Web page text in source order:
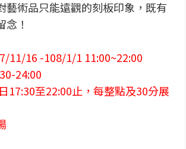
藝術品只能遠觀的刻板印象，既有
！
11/16 -108/1/1 11:00~22:00
24:00
17:30至22:00止，每整點及30分展